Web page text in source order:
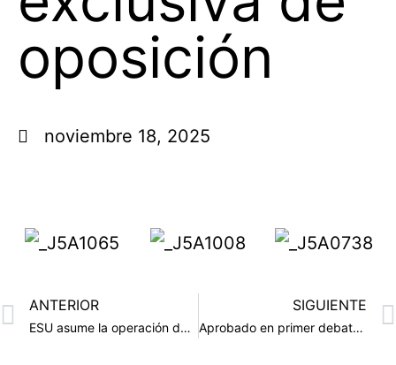
oposición
noviembre 18, 2025
ANTERIOR
ESU asume la operación de la fotodetección en Medellín
SIGUIENTE
Aprobado en primer debate proyecto que establece el presupuesto del Distrito 2026